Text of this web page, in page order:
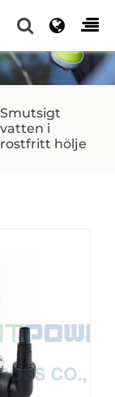
Smutsigt
vatten i
rostfritt hölje